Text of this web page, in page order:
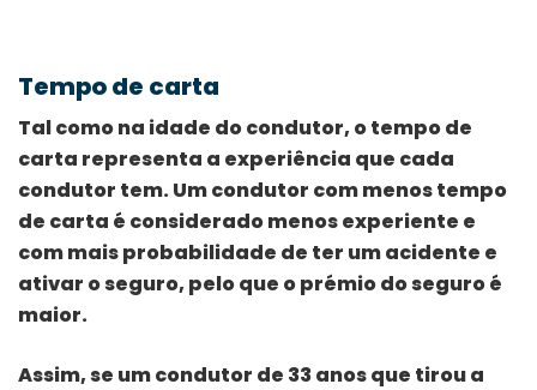
Tempo de carta
Tal como na idade do condutor, o tempo de
carta representa a experiência que cada
condutor tem. Um condutor com menos tempo
de carta é considerado menos experiente e
com mais probabilidade de ter um acidente e
ativar o seguro, pelo que o prémio do seguro é
maior.
Assim, se um condutor de 33 anos que tirou a